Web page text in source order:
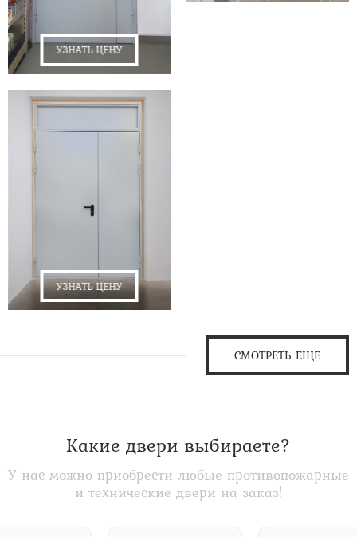
УЗНАТЬ ЦЕНУ
УЗНАТЬ ЦЕНУ
СМОТРЕТЬ ЕЩЕ
Какие двери выбираете?
У нас можно приобрести любые противопожарные
и технические двери на заказ!